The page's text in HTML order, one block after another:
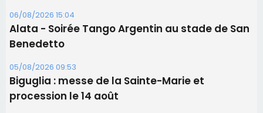
06/08/2026 15:04
Alata - Soirée Tango Argentin au stade de San
Benedetto
05/08/2026 09:53
Biguglia : messe de la Sainte-Marie et
procession le 14 août